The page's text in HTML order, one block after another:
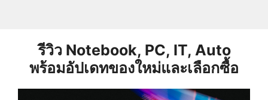
รีวิว Notebook, PC, IT, Auto
พร้อมอัปเดทของใหม่และเลือกซื้อ